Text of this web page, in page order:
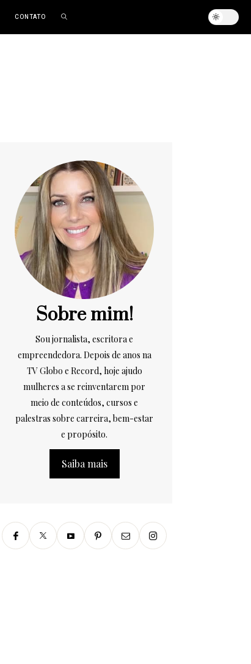
CONTATO
Sobre mim!
Sou jornalista, escritora e
empreendedora. Depois de anos na
TV Globo e Record, hoje ajudo
mulheres a se reinventarem por
meio de conteúdos, cursos e
palestras sobre carreira, bem-estar
e propósito.
Saiba mais